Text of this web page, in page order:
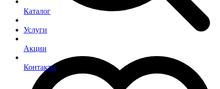
Каталог
Услуги
Акции
Контакты